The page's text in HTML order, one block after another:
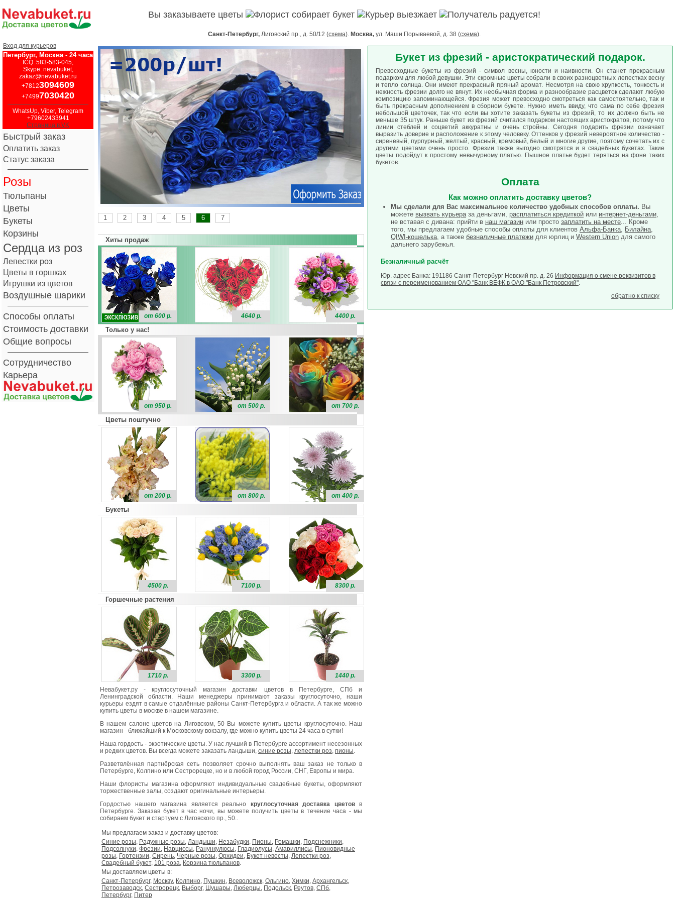
Вы заказываете цветы Флорист собирает букет Курьер выезжает Получатель радуется!
Санкт-Петербург, Лиговский пр., д. 50/12 (схема). Москва, ул. Маши Порываевой, д. 38 (схема).
Вход для курьеров
Петербург, Москва - 24 часа
ICQ: 583-583-045,
Skype: nevabuket,
zakaz@nevabuket.ru
+78123094609
+74997030420
WhatsUp, Viber, Telegram
+79602433941
Страница в VK
Быстрый заказ
Оплатить заказ
Статус заказа
Розы
Тюльпаны
Цветы
Букеты
Корзины
Сердца из роз
Лепестки роз
Цветы в горшках
Игрушки из цветов
Воздушные шарики
Способы оплаты
Стоимость доставки
Общие вопросы
Сотрудничество
Карьера
<--/li>
1 2 3 4 5 6 7
Хиты продаж
от 600 р. 4640 р. 4400 р.
Только у нас!
от 950 р. от 500 р. от 700 р.
Цветы поштучно
от 200 р. от 800 р. от 400 р.
Букеты
4500 р. 7100 р. 8300 р.
Горшечные растения
1710 р. 3300 р.
1440 р.
Невабукет.ру - круглосуточный магазин доставки цветов в Петербурге, СПб и
Ленинградской области. Наши менеджеры принимают заказы круглосуточно, наши
курьеры ездят в самые отдалённые районы Санкт-Петербурга и области. А так же можно
купить цветы в москве в нашем магазине.
В нашем салоне цветов на Лиговском, 50 Вы можете купить цветы круглосуточно. Наш
магазин - ближайший к Московскому вокзалу, где можно купить цветы 24 часа в сутки!
Наша гордость - экзотические цветы. У нас лучший в Петербурге ассортимент несезонных
и редких цветов. Вы всегда можете заказать ландыши, синие розы, лепестки роз, пионы.
Разветвлённая партнёрская сеть позволяет срочно выполнять ваш заказ не только в
Петербурге, Колпино или Сестрорецке, но и в любой город России, СНГ, Европы и мира.
Наши флористы магазина оформляют индивидуальные свадебные букеты, оформляют
торжественные залы, создают оригинальные интерьеры.
Гордостью нашего магазина является реально круглосуточная доставка цветовв
Петербурге. Заказав букет в час ночи, вы можете получить цветы в течение часа - мы
собираем букет и стартуем с Лиговского пр., 50..
Мы предлагаем заказ и доставку цветов:
Синие розы, Радужные розы, Ландыши, Незабудки, Пионы, Ромашки, Подснежники,
Подсолнухи, Фрезии, Нарциссы, Ранункулюсы, Гладиолусы, Амариллисы, Пионовидные
розы, Гортензии, Сирень, Черные розы, Орхидеи, Букет невесты, Лепестки роз,
Свадебный букет, 101 роза, Корзина тюльпанов.
Мы доставляем цветы в:
Санкт-Петербург, Москву, Колпино, Пушкин, Всеволожск, Ольгино, Химки, Архангельск,
Петрозаводск, Сестрорецк, Выборг, Шушары, Люберцы, Подольск, Реутов, СПб,
Петербург, Питер
Букет из фрезий - аристократический подарок.
Превосходные букеты из фрезий - символ весны, юности и наивности. Он станет прекрасным
подарком для любой девушки. Эти скромные цветы собрали в своих разноцветных лепестках весну
и тепло солнца. Они имеют прекрасный пряный аромат. Несмотря на свою хрупкость, тонкость и
нежность фрезии долго не вянут. Их необычная форма и разнообразие расцветок сделают любую
композицию запоминающейся. Фрезия может превосходно смотреться как самостоятельно, так и
быть прекрасным дополнением в сборном букете. Нужно иметь ввиду, что сама по себе фрезия
небольшой цветочек, так что если вы хотите заказать букеты из фрезий, то их должно быть не
меньше 35 штук. Раньше букет из фрезий считался подарком настоящих аристократов, потому что
линии стеблей и соцветий аккуратны и очень стройны. Сегодня подарить фрезии означает
выразить доверие и расположение к этому человеку. Оттенков у фрезий невероятное количество -
сиреневый, пурпурный, желтый, красный, кремовый, белый и многие другие, поэтому сочетать их с
другими цветами очень просто. Фрезии также выгодно смотрятся и в свадебных букетах. Такие
цветы подойдут к простому невычурному платью. Пышное платье будет теряться на фоне таких
букетов.
Оплата
Как можно оплатить доставку цветов?
Мы сделали для Вас максимальное количество удобных способов оплаты. Вы
можете вызвать курьераза деньгами, расплатиться кредиткой или интернет-деньгами,
не вставая с дивана: прийти в наш магазин или просто заплатить на месте... Кроме
того, мы предлагаем удобные способы оплаты для клиентов Альфа-Банка, Билайна,
QIWI-кошелька, а также безналичные платежи для юрлиц и Western Union для самого
дальнего зарубежья.
Безналичный расчёт
Юр. адрес Банка: 191186 Санкт-Петербург Невский пр. д. 26 Информация о смене реквизитов в
связи с переименованием ОАО "Банк ВЕФК в ОАО "Банк Петровский".
обратно к списку